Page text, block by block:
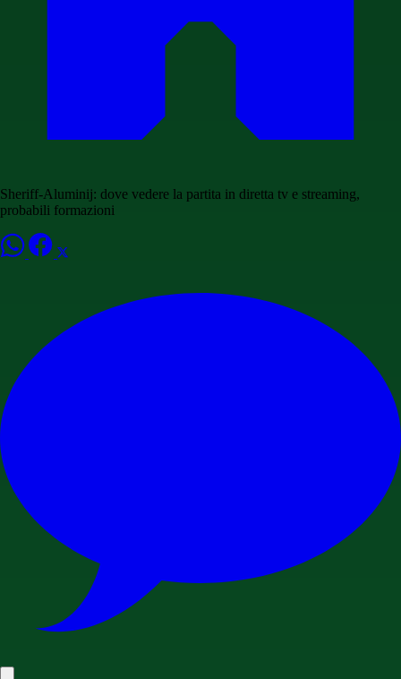
Sheriff-Aluminij: dove vedere la partita in diretta tv e streaming,
probabili formazioni